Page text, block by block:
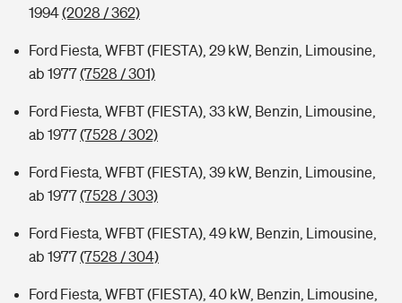
1994(2028 / 362)
Ford Fiesta, WFBT (FIESTA), 29 kW, Benzin, Limousine,
ab 1977(7528 / 301)
Ford Fiesta, WFBT (FIESTA), 33 kW, Benzin, Limousine,
ab 1977(7528 / 302)
Ford Fiesta, WFBT (FIESTA), 39 kW, Benzin, Limousine,
ab 1977(7528 / 303)
Ford Fiesta, WFBT (FIESTA), 49 kW, Benzin, Limousine,
ab 1977(7528 / 304)
Ford Fiesta, WFBT (FIESTA), 40 kW, Benzin, Limousine,